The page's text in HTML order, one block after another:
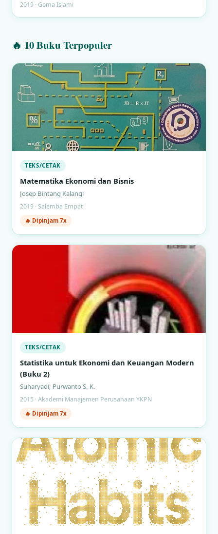
2019 · Gema Islami
🔥 10 Buku Terpopuler
TEKS/CETAK
Matematika Ekonomi dan Bisnis
Josep Bintang Kalangi
2019 · Salemba Empat
🔥 Dipinjam 7x
TEKS/CETAK
Statistika untuk Ekonomi dan Keuangan Modern
(Buku 2)
Suharyadi; Purwanto S. K.
2015 · Akademi Manajemen Perusahaan YKPN
🔥 Dipinjam 7x